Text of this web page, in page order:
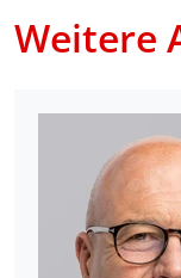
Weitere